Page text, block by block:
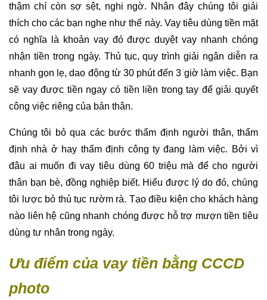
thậm chí còn sợ sệt, nghi ngờ. Nhân đây chúng tôi giải
thích cho các bạn nghe như thế này. Vay tiêu dùng tiền mặt
có nghĩa là khoản vay đó được duyệt vay nhanh chóng
nhận tiền trong ngày. Thủ tục, quy trình giải ngân diễn ra
nhanh gọn lẹ, dao động từ 30 phút đến 3 giờ làm việc. Bạn
sẽ vay được tiền ngay có tiền liền trong tay để giải quyết
công việc riêng của bản thân.
Chúng tôi bỏ qua các bước thẩm định người thân, thẩm
định nhà ở hay thẩm định công ty đang làm việc. Bởi vì
đâu ai muốn đi vay tiêu dùng 60 triệu mà để cho người
thân bạn bè, đồng nghiệp biết. Hiểu được lý do đó, chúng
tôi lược bỏ thủ tục rườm rà. Tạo điều kiện cho khách hàng
nào liên hệ cũng nhanh chóng được hỗ trợ mượn tiền tiêu
dùng tư nhân trong ngày.
Ưu điểm của vay tiền bằng CCCD
photo